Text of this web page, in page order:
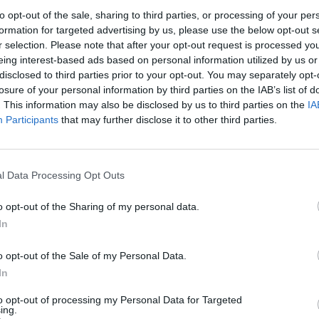
opt-out of the sale, sharing to third parties, or processing of your
for targeted advertising by us, please use the below opt-out
selection. Please note that after your opt-out request is processed
interest-based ads based on personal information utilized by us
to third parties prior to your opt-out. You may separately
of your personal information by third parties on the IAB’s list of
This information may also be disclosed by us to third parties on the
Participants that may further disclose it to other third parties.
Data Processing Opt Outs
opt-out of the Sharing of my personal data.
opt-out of the Sale of my Personal Data.
opt-out of processing my Personal Data for Targeted
(Centro Servizi Volontariato Provincia di Alessandria).
ancora quattro incontri nei giovedì 10-17-24
di 36 ore), ore 14-17, sempre nella Sala messa a
Anni Azzurri.
anche coloro che non hanno avuto la possibilità di
persone che desiderano sapere di più sulla propria
fornire indicazioni utili, sulla base di un colloquio
stato della propria memoria e offrire la possibilità di un
a quanti ne facciano richiesta.
incontri: martedì 22 novembre 2011, ore 12-16,30 e